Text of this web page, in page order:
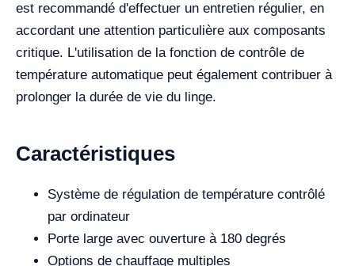
est recommandé d'effectuer un entretien régulier, en
accordant une attention particulière aux composants
critique. L'utilisation de la fonction de contrôle de
température automatique peut également contribuer à
prolonger la durée de vie du linge.
Caractéristiques
Système de régulation de température contrôlé
par ordinateur
Porte large avec ouverture à 180 degrés
Options de chauffage multiples